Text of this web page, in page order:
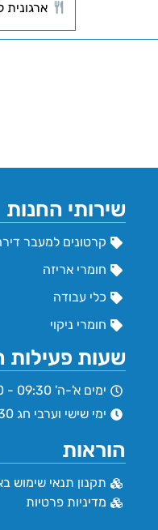
שירותי החנות
קרטונים למעבר
חומרי אריזה
כלי עבודה
חומרי ניקוי
שעות פעילות
ימים א'-ה' 09:30 - 16:00
ימי שישי וערבי חג 09:30 - 13:00
הוראות
תקנון תנאי שימוש
מדיניות פרטיות